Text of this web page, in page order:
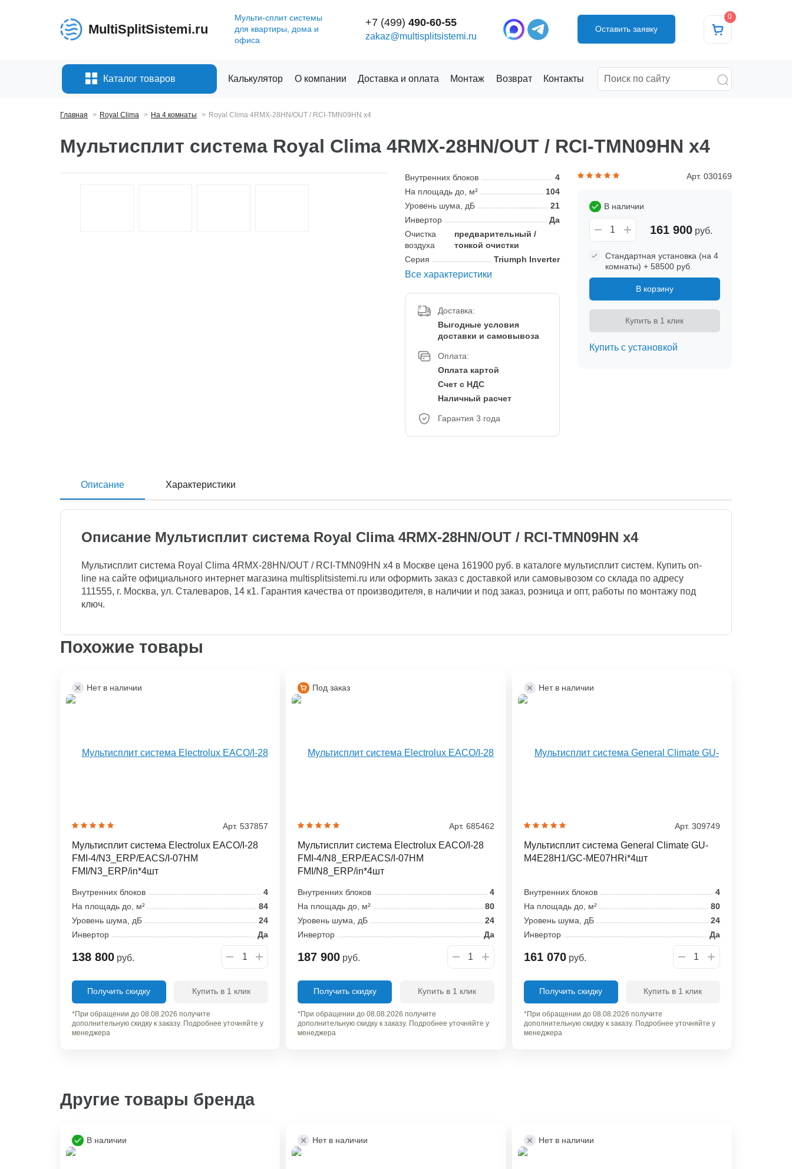
MultiSplitSistemi.ru
Мульти-сплит системы
для квартиры, дома и
офиса
+7 (499)490-60-55
zakaz@multisplitsistemi.ru
Оставить заявку
0
Каталог товаров Калькулятор О компании Доставка и оплата Монтаж Возврат Контакты
Главная Royal Clima На 4 комнаты Royal Clima 4RMX-28HN/OUT / RCI-TMN09HN x4
Мультисплит система Royal Clima 4RMX-28HN/OUT / RCI-TMN09HN x4
Внутренних блоков
4
На площадь до, м²
104
Уровень шума, дБ
21
Инвертор
Да
Очистка
воздуха
предварительный /
тонкой очистки
Серия
Triumph Inverter
Все характеристики
Доставка:
Выгодные условия
доставки и самовывоза
Оплата:
Оплата картой
Счет с НДС
Наличный расчет
Гарантия 3 года
Арт. 030169
В наличии
161 900руб.
Стандартная установка (на 4
комнаты) + 58500 руб.
В корзину
Купить в 1 клик
Купить с установкой
Описание Характеристики
Описание Мультисплит система Royal Clima 4RMX-28HN/OUT / RCI-TMN09HN x4
Мультисплит система Royal Clima 4RMX-28HN/OUT / RCI-TMN09HN x4 в Москве цена 161900 руб. в каталоге мультисплит систем. Купить on-
line на сайте официального интернет магазина multisplitsistemi.ru или оформить заказ с доставкой или самовывозом со склада по адресу
111555, г. Москва, ул. Сталеваров, 14 к1. Гарантия качества от производителя, в наличии и под заказ, розница и опт, работы по монтажу под
ключ.
Похожие товары
Нет в наличии
Арт. 537857
Мультисплит система Electrolux EACO/I-28
FMI-4/N3_ERP/EACS/I-07HM
FMI/N3_ERP/in*4шт
Внутренних блоков
4
На площадь до, м²
84
Уровень шума, дБ
24
Инвертор
Да
138 800 руб.
Получить скидку Купить в 1 клик
*При обращении до 08.08.2026 получите
дополнительную скидку к заказу. Подробнее уточняйте у
менеджера
Под заказ
Арт. 685462
Мультисплит система Electrolux EACO/I-28
FMI-4/N8_ERP/EACS/I-07HM
FMI/N8_ERP/in*4шт
Внутренних блоков
4
На площадь до, м²
80
Уровень шума, дБ
24
Инвертор
Да
187 900 руб.
Получить скидку Купить в 1 клик
*При обращении до 08.08.2026 получите
дополнительную скидку к заказу. Подробнее уточняйте у
менеджера
Нет в наличии
Арт. 309749
Мультисплит система General Climate GU-
M4E28H1/GC-ME07HRi*4шт
Внутренних блоков
4
На площадь до, м²
80
Уровень шума, дБ
24
Инвертор
Да
161 070руб.
Получить скидку Купить в 1 клик
*При обращении до 08.08.2026 получите
дополнительную скидку к заказу. Подробнее уточняйте у
менеджера
Другие товары бренда
В наличии Нет в наличии Нет в наличии